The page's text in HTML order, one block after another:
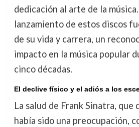
dedicación al arte de la
lanzamiento de estos discos
de su vida y carrera, un
impacto en la música popular
cinco décadas.
El declive físico y el adiós a los
La salud de Frank Sinatra, que
había sido una preocupación,